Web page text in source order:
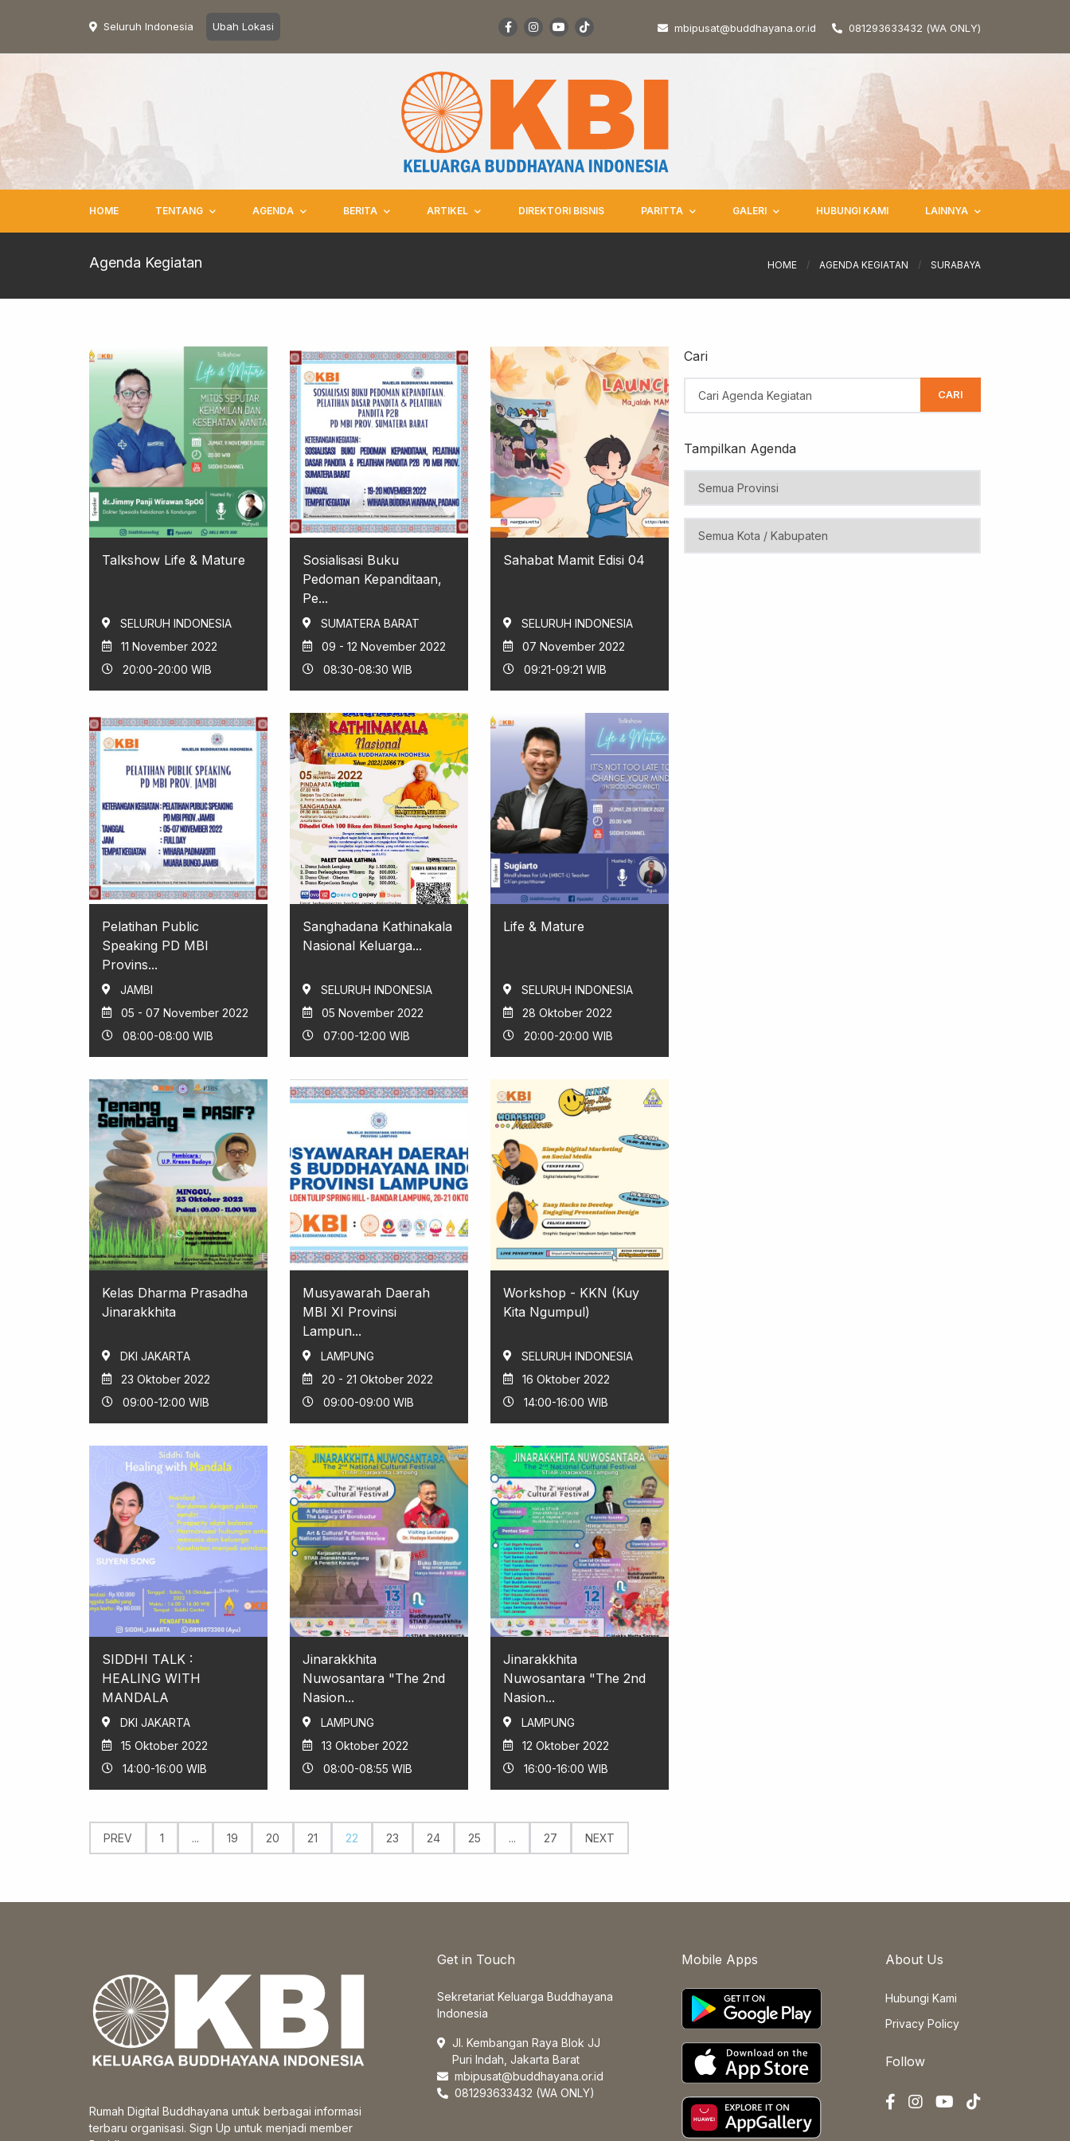
Seluruh Indonesia Ubah Lokasi mbipusat@buddhayana.or.id 081293633432 (WA ONLY)
HOME TENTANG AGENDA BERITA ARTIKEL DIREKTORI BISNIS PARITTA GALERI HUBUNGI KAMI LAINNYA
Agenda Kegiatan HOME / AGENDA KEGIATAN / SURABAYA
Talkshow Life & Mature
SELURUH INDONESIA
11 November 2022
20:00-20:00 WIB
Sosialisasi Buku
Pedoman Kepanditaan,
Pe...
SUMATERA BARAT
09 - 12 November 2022
08:30-08:30 WIB
Sahabat Mamit Edisi 04
SELURUH INDONESIA
07 November 2022
09:21-09:21 WIB
Pelatihan Public
Speaking PD MBI
Provins...
JAMBI
05 - 07 November 2022
08:00-08:00 WIB
Sanghadana Kathinakala
Nasional Keluarga...
SELURUH INDONESIA
05 November 2022
07:00-12:00 WIB
Life & Mature
SELURUH INDONESIA
28 Oktober 2022
20:00-20:00 WIB
Kelas Dharma Prasadha
Jinarakkhita
DKI JAKARTA
23 Oktober 2022
09:00-12:00 WIB
Musyawarah Daerah
MBI XI Provinsi
Lampun...
LAMPUNG
20 - 21 Oktober 2022
09:00-09:00 WIB
Workshop - KKN (Kuy
Kita Ngumpul)
SELURUH INDONESIA
16 Oktober 2022
14:00-16:00 WIB
SIDDHI TALK :
HEALING WITH
MANDALA
DKI JAKARTA
15 Oktober 2022
14:00-16:00 WIB
Jinarakkhita
Nuwosantara "The 2nd
Nasion...
LAMPUNG
13 Oktober 2022
08:00-08:55 WIB
Jinarakkhita
Nuwosantara "The 2nd
Nasion...
LAMPUNG
12 Oktober 2022
16:00-16:00 WIB
Cari
CARI
Tampilkan Agenda
PREV 1 ... 19 20 21 22 23 24 25 ... 27 NEXT
Rumah Digital Buddhayana untuk berbagai informasi
terbaru organisasi. Sign Up untuk menjadi member
Get in Touch
Sekretariat Keluarga Buddhayana
Indonesia
Jl. Kembangan Raya Blok JJ
Puri Indah, Jakarta Barat
mbipusat@buddhayana.or.id
081293633432 (WA ONLY)
Mobile Apps About Us
Hubungi Kami
Privacy Policy
Follow